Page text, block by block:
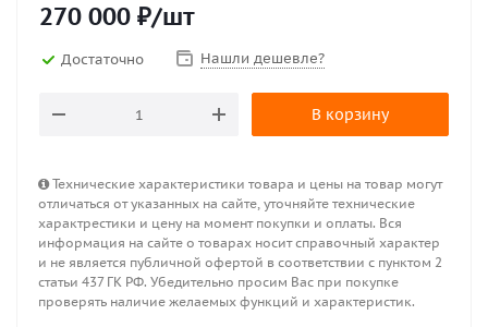
270 000 ₽/шт
Достаточно Нашли дешевле?
В корзину
Технические характеристики товара и цены на товар могут
отличаться от указанных на сайте, уточняйте технические
характрестики и цену на момент покупки и оплаты. Вся
информация на сайте о товарах носит справочный характер
и не является публичной офертой в соответствии с пунктом 2
статьи 437 ГК РФ. Убедительно просим Вас при покупке
проверять наличие желаемых функций и характеристик.